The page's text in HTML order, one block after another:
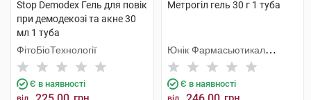
Stop Demodex Гель для повік
при демодекозі та акне 30
мл 1 туба
ФітоБіоТехнології
Є в наявності
Метрогіл гель 30 г 1 туба
Юнік Фармасьютикал
Лабораторіз
Є в наявності